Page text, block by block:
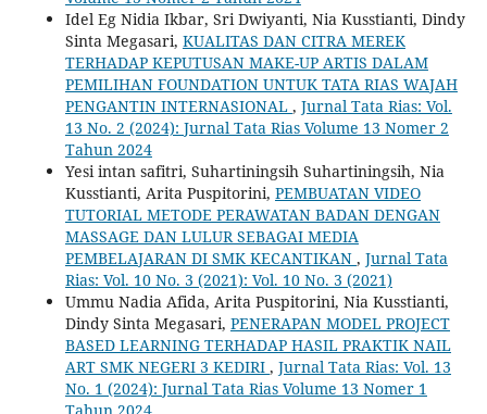
Idel Eg Nidia Ikbar, Sri Dwiyanti, Nia Kusstianti, Dindy
Sinta Megasari, KUALITAS DAN CITRA MEREK
TERHADAP KEPUTUSAN MAKE-UP ARTIS DALAM
PEMILIHAN FOUNDATION UNTUK TATA RIAS WAJAH
PENGANTIN INTERNASIONAL , Jurnal Tata Rias: Vol.
13 No. 2 (2024): Jurnal Tata Rias Volume 13 Nomer 2
Tahun 2024
Yesi intan safitri, Suhartiningsih Suhartiningsih, Nia
Kusstianti, Arita Puspitorini, PEMBUATAN VIDEO
TUTORIAL METODE PERAWATAN BADAN DENGAN
MASSAGE DAN LULUR SEBAGAI MEDIA
PEMBELAJARAN DI SMK KECANTIKAN , Jurnal Tata
Rias: Vol. 10 No. 3 (2021): Vol. 10 No. 3 (2021)
Ummu Nadia Afida, Arita Puspitorini, Nia Kusstianti,
Dindy Sinta Megasari, PENERAPAN MODEL PROJECT
BASED LEARNING TERHADAP HASIL PRAKTIK NAIL
ART SMK NEGERI 3 KEDIRI , Jurnal Tata Rias: Vol. 13
No. 1 (2024): Jurnal Tata Rias Volume 13 Nomer 1